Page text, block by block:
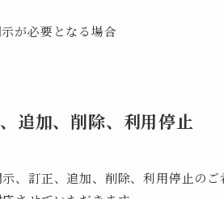
が必要となる場合
追加、削除、利用停止
、訂正、追加、削除、利用停止の